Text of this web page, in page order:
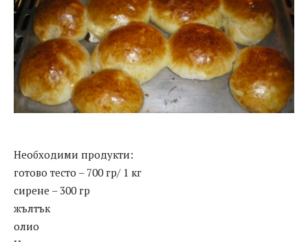
Необходими продукти:
готово тесто – 700 гр/ 1 кг
сирене – 300 гр
жълтък
олио